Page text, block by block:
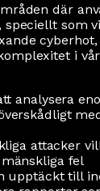
där
som
i
analysera
attacker
fel
upptäckt till